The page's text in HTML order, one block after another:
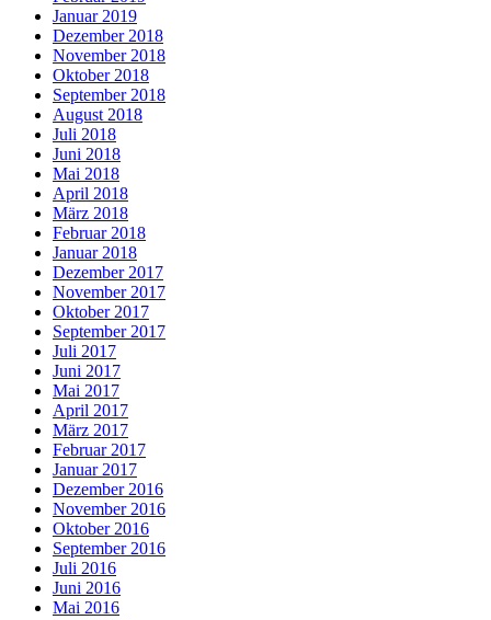
Januar 2019
Dezember 2018
November 2018
Oktober 2018
September 2018
August 2018
Juli 2018
Juni 2018
Mai 2018
April 2018
März 2018
Februar 2018
Januar 2018
Dezember 2017
November 2017
Oktober 2017
September 2017
Juli 2017
Juni 2017
Mai 2017
April 2017
März 2017
Februar 2017
Januar 2017
Dezember 2016
November 2016
Oktober 2016
September 2016
Juli 2016
Juni 2016
Mai 2016